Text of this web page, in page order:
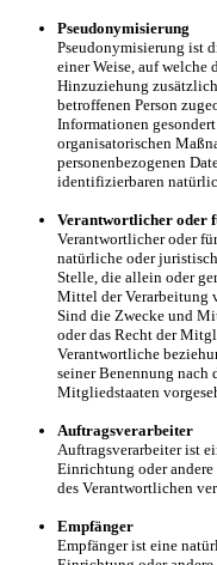
Pseudonymisierung
Pseudonymisierung ist
einer Weise, auf welche
Hinzuziehung
betroffenen Person
Informationen
organisatorischen
personenbezogenen
identifizierbaren
Verantwortlicher oder
Verantwortlicher oder
natürliche oder
Stelle, die allein oder
Mittel der Verarbeitung
Sind die Zwecke und
oder das Recht der
Verantwortliche
seiner Benennung nach
Mitgliedstaaten
Auftragsverarbeiter
Auftragsverarbeiter ist
Einrichtung oder
des Verantwortlichen
Empfänger
Empfänger ist eine